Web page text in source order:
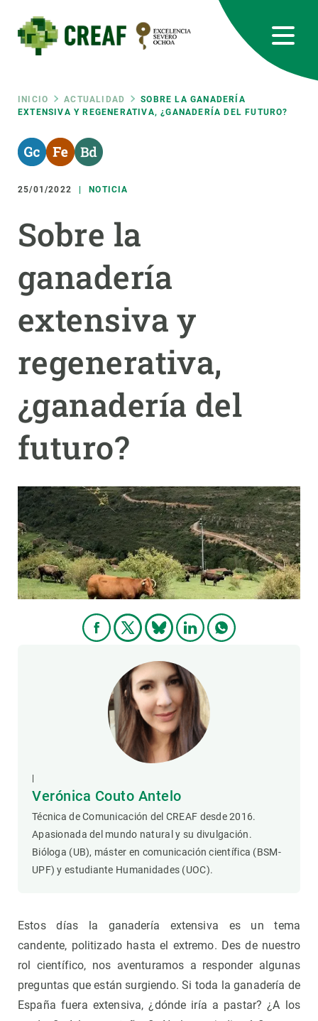
contenido
principal
Ruta
de
navegación
INICIO ACTUALIDAD
SOBRE LA GANADERÍA
EXTENSIVA Y REGENERATIVA, ¿GANADERÍA DEL FUTURO?
25/01/2022 NOTICIA
Sobre la
ganadería
extensiva y
regenerativa,
¿ganadería del
futuro?
Verónica Couto Antelo
Técnica de Comunicación del CREAF desde 2016.
Apasionada del mundo natural y su divulgación.
Bióloga (UB), máster en comunicación científica (BSM-
UPF) y estudiante Humanidades (UOC).
Estos días la ganadería extensiva es un tema
candente, politizado hasta el extremo. Des de nuestro
rol científico, nos aventuramos a responder algunas
preguntas que están surgiendo. Si toda la ganadería de
España fuera extensiva, ¿dónde iría a pastar? ¿A los
RRSS
Featured
responsive
INTRANET
Responsive
menu
INVESTIGACIÓN
CIENCIA EN ACCIÓN
ÚNETE A NOSOTROS
NOTICIAS Y AGENDA